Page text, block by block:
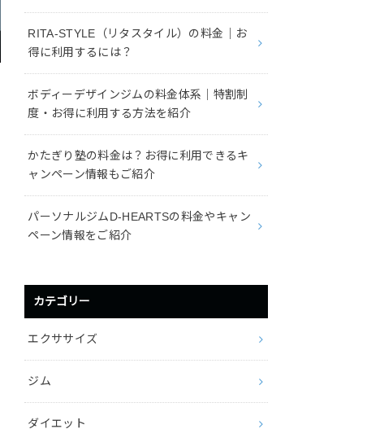
RITA-STYLE（リタスタイル）の料金｜お
得に利用するには？
ボディーデザインジムの料金体系｜特割制
度・お得に利用する方法を紹介
かたぎり塾の料金は？お得に利用できるキ
ャンペーン情報もご紹介
パーソナルジムD-HEARTSの料金やキャン
ペーン情報をご紹介
カテゴリー
エクササイズ
ジム
ダイエット